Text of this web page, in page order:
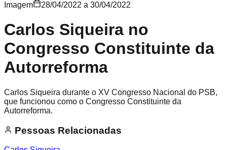
Imagem 28/04/2022 a 30/04/2022
Carlos Siqueira no
Congresso Constituinte da
Autorreforma
Carlos Siqueira durante o XV Congresso Nacional do PSB,
que funcionou como o Congresso Constituinte da
Autorreforma.
Pessoas Relacionadas